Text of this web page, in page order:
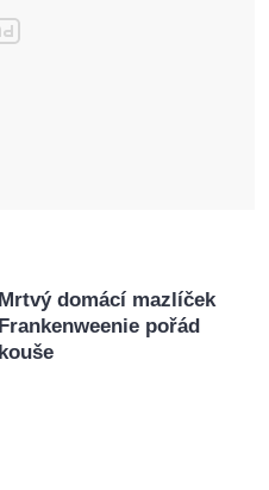
Mrtvý domácí mazlíček
Frankenweenie pořád
kouše